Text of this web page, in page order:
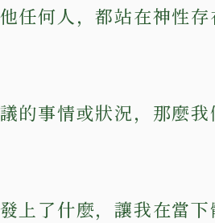
任何人，都站在神性存
的事情或狀況，那麼我
上了什麼，讓我在當下